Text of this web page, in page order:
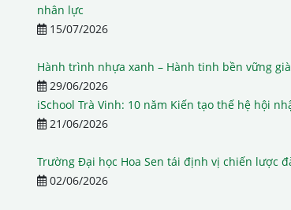
nhân lực
15/07/2026
Hành trình nhựa xanh – Hành tinh bền vững
29/06/2026
iSchool Trà Vinh: 10 năm Kiến tạo thế hệ hội
21/06/2026
Trường Đại học Hoa Sen tái định vị chiến lược
02/06/2026